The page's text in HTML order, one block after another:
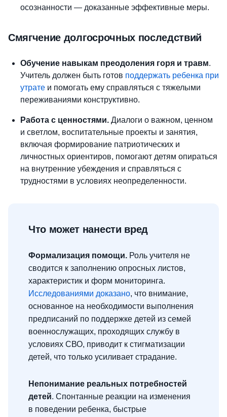
осознанности — доказанные эффективные меры.
Смягчение долгосрочных последствий
Обучение навыкам преодоления горя и травм.
Учитель должен быть готов поддержать ребенка при
утрате и помогать ему справляться с тяжелыми
переживаниями конструктивно.
Работа с ценностями. Диалоги о важном, ценном
и светлом, воспитательные проекты и занятия,
включая формирование патриотических и
личностных ориентиров, помогают детям опираться
на внутренние убеждения и справляться с
трудностями в условиях неопределенности.
Что может нанести вред
Формализация помощи. Роль учителя не
сводится к заполнению опросных листов,
характеристик и форм мониторинга.
Исследованиями доказано, что внимание,
основанное на необходимости выполнения
предписаний по поддержке детей из семей
военнослужащих, проходящих службу в
условиях СВО, приводит к стигматизации
детей, что только усиливает страдание.
Непонимание реальных потребностей
детей. Спонтанные реакции на изменения
в поведении ребенка, быстрые